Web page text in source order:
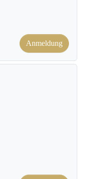
Anmeldung